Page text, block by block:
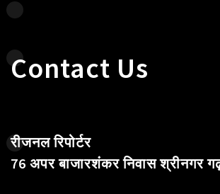
Contact Us
रीजनल रिपोर्टर
76 अपर बाजारशंकर निवास श्रीनगर